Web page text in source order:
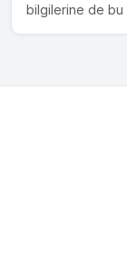
bilgilerine de bu